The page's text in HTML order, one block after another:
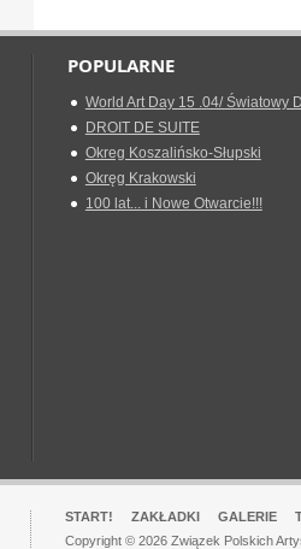
POPULARNE
World Art Day 15 .04/ Światowy
DROIT DE SUITE
Okreg Koszalińsko-Słupski
Okręg Krakowski
100 lat... i Nowe Otwarcie!!!
START! ZAKŁADKI GALERIE
Copyright © 2026 Związek Polskich